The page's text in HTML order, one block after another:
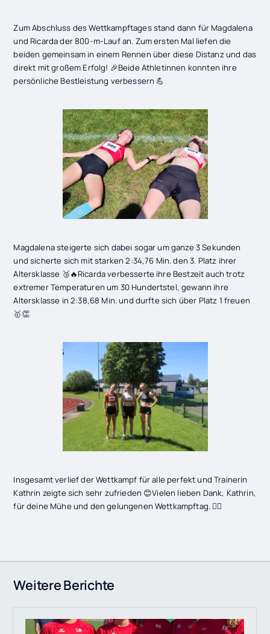
Zum Abschluss des Wettkampftages stand dann für Magdalena
und Ricarda der 800-m-Lauf an. Zum ersten Mal liefen die
beiden gemeinsam in einem Rennen über diese Distanz und das
direkt mit großem Erfolg! 🎉Beide Athletinnen konnten ihre
persönliche Bestleistung verbessern 💪
Magdalena steigerte sich dabei sogar um ganze 3 Sekunden
und sicherte sich mit starken 2:34,76 Min. den 3. Platz ihrer
Altersklasse 🥉🔥Ricarda verbesserte ihre Bestzeit auch trotz
extremer Temperaturen um 30 Hundertstel, gewann ihre
Altersklasse in 2:38,68 Min. und durfte sich über Platz 1 freuen
🥇👏
Insgesamt verlief der Wettkampf für alle perfekt und Trainerin
Kathrin zeigte sich sehr zufrieden 😊Vielen lieben Dank, Kathrin,
für deine Mühe und den gelungenen Wettkampftag. 👌🏼
Weitere Berichte